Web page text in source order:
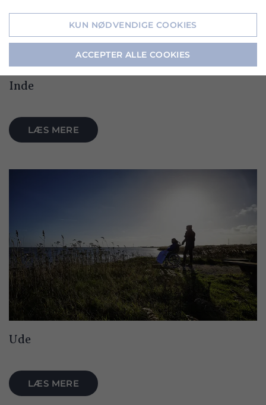
Inde
LÆS MERE
Ude
LÆS MERE
KUN NØDVENDIGE COOKIES
ACCEPTER ALLE COOKIES